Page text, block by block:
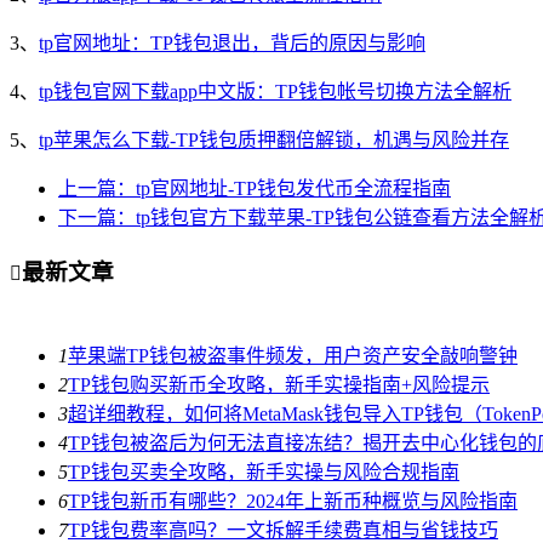
3、 tp官网地址：TP钱包退出，背后的原因与影响
4、 tp钱包官网下载app中文版：TP钱包帐号切换方法全解析
5、 tp苹果怎么下载-TP钱包质押翻倍解锁，机遇与风险并存
上一篇：tp官网地址-TP钱包发代币全流程指南
下一篇：tp钱包官方下载苹果-TP钱包公链查看方法全解
最新文章
1苹果端TP钱包被盗事件频发，用户资产安全敲响警钟
2TP钱包购买新币全攻略，新手实操指南+风险提示
3超详细教程，如何将MetaMask钱包导入TP钱包（
4TP钱包被盗后为何无法直接冻结？揭开去中心化钱包的
5TP钱包买卖全攻略，新手实操与风险合规指南
6TP钱包新币有哪些？2024年上新币种概览与风险指南
7TP钱包费率高吗？一文拆解手续费真相与省钱技巧